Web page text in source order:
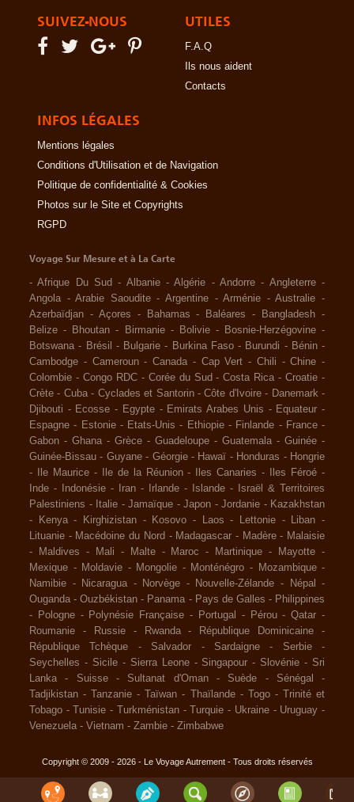
SUIVEZ-NOUS UTILES
F.A.Q
Ils nous aident
Contacts
INFOS LÉGALES
Mentions légales
Conditions d'Utilisation et de Navigation
Politique de confidentialité & Cookies
Photos sur le Site et Copyrights
RGPD
Voyage Sur Mesure et à La Carte
-Afrique Du Sud - Albanie -Algérie -Andorre - Angleterre -
Angola -Arabie Saoudite -Argentine -Arménie -Australie -
Azerbaïdjan - Açores - Bahamas - Baléares - Bangladesh -
Belize - Bhoutan - Birmanie - Bolivie - Bosnie-Herzégovine -
Botswana - Brésil - Bulgarie - Burkina Faso - Burundi - Bénin -
Cambodge - Cameroun - Canada - Cap Vert - Chili -Chine -
Colombie - Congo RDC - Corée du Sud -Costa Rica -Croatie -
Crète - Cuba - Cyclades et Santorin -Côte d'Ivoire - Danemark -
Djibouti - Ecosse - Egypte - Emirats Arabes Unis - Equateur -
Espagne - Estonie - Etats-Unis - Ethiopie - Finlande - France -
Gabon - Ghana - Grèce - Guadeloupe - Guatemala - Guinée -
Guinée-Bissau - Guyane - Géorgie - Hawaï - Honduras - Hongrie
-
Ile Maurice - Ile de la Réunion - Iles Canaries - Iles Féroé -
Inde - Indonésie - Iran - Irlande - Islande -
Israël & Territoires
Palestiniens - Italie - Jamaïque - Japon - Jordanie - Kazakhstan
-
Kenya - Kirghizistan - Kosovo - Laos - Lettonie - Liban -
Lituanie - Macédoine du Nord - Madagascar - Madère - Malaisie
-
Maldives - Mali - Malte - Maroc - Martinique - Mayotte -
Mexique - Moldavie - Mongolie - Monténégro - Mozambique -
Namibie - Nicaragua - Norvège - Nouvelle-Zélande - Népal
-
Ouganda -Ouzbékistan - Panama - Pays de Galles - Philippines
-
Pologne - Polynésie Française - Portugal - Pérou -Qatar -
Roumanie
- Russie - Rwanda - République Dominicaine
-
République Tchèque
- Salvador - Sardaigne - Serbie
-
Seychelles - Sicile - Sierra Leone - Singapour - Slovénie - Sri
Lanka
- Suisse - Sultanat d'Oman - Suède - Sénégal
-
Tadjikistan - Tanzanie - Taïwan - Thaïlande - Togo -
Trinité et
Tobago - Tunisie - Turkménistan - Turquie - Ukraine - Uruguay -
Venezuela - Vietnam - Zambie - Zimbabwe
Copyright © 2009 - 2026 - Le Voyage Autrement - Tous droits réservés